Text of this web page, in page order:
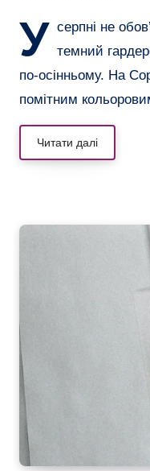
У серпні не
темний
по-осінньому. На
помітним
Читати далі